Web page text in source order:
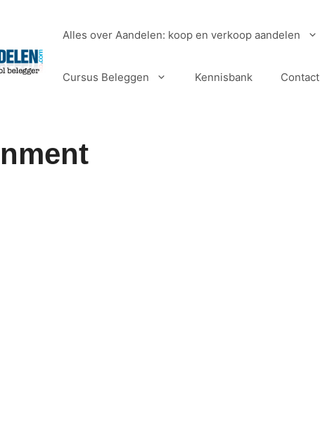
Alles over Aandelen: koop en verkoop aandelen
Cursus Beleggen Kennisbank Contact